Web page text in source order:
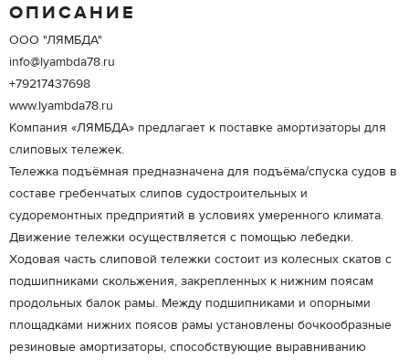
ОПИСАНИЕ
ООО "ЛЯМБДА"
info@lyambda78.ru
+79217437698
www.lyambda78.ru
Компания «ЛЯМБДА» предлагает к поставке амортизаторы для
слиповых тележек.
Тележка подъёмная предназначена для подъёма/спуска судов в
составе гребенчатых слипов судостроительных и
судоремонтных предприятий в условиях умеренного климата.
Движение тележки осуществляется с помощью лебедки.
Ходовая часть слиповой тележки состоит из колесных скатов с
подшипниками скольжения, закрепленных к нижним поясам
продольных балок рамы. Между подшипниками и опорными
площадками нижних поясов рамы установлены бочкообразные
резиновые амортизаторы, способствующие выравниванию